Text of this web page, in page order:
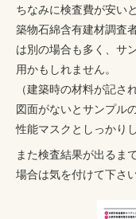
ちなみに検査費が安い
築物石綿含有建材調査
は別の場合も多く、サ
用かもしれません。
（建築時の材料が記さ
図面がないとサンプル
性能マスクとしっかり
また検査結果が出るま
場合は気を付けて下さい